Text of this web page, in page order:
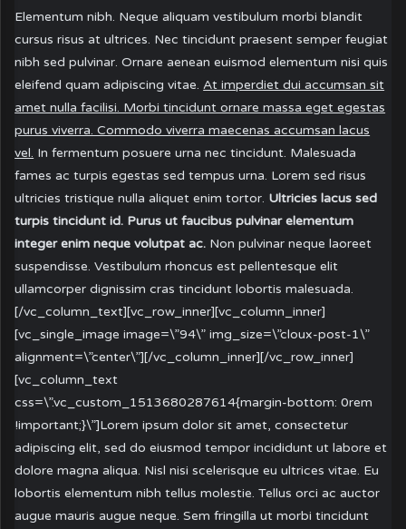
Elementum nibh. Neque aliquam vestibulum morbi blandit
cursus risus at ultrices. Nec tincidunt praesent semper feugiat
nibh sed pulvinar. Ornare aenean euismod elementum nisi quis
eleifend quam adipiscing vitae.At imperdiet dui accumsan sit
amet nulla facilisi. Morbi tincidunt ornare massa eget egestas
purus viverra. Commodo viverra maecenas accumsan lacus
vel. In fermentum posuere urna nec tincidunt. Malesuada
fames ac turpis egestas sed tempus urna. Lorem sed risus
ultricies tristique nulla aliquet enim tortor. Ultricies lacus sed
turpis tincidunt id. Purus ut faucibus pulvinar elementum
integer enim neque volutpat ac. Non pulvinar neque laoreet
suspendisse. Vestibulum rhoncus est pellentesque elit
ullamcorper dignissim cras tincidunt lobortis malesuada.
[/vc_column_text][vc_row_inner][vc_column_inner]
[vc_single_image image=\”94\” img_size=\”cloux-post-1\”
alignment=\”center\”][/vc_column_inner][/vc_row_inner]
[vc_column_text
css=\”.vc_custom_1513680287614{margin-bottom: 0rem
!important;}\”]Lorem ipsum dolor sit amet, consectetur
adipiscing elit, sed do eiusmod tempor incididunt ut labore et
dolore magna aliqua. Nisl nisi scelerisque eu ultrices vitae. Eu
lobortis elementum nibh tellus molestie. Tellus orci ac auctor
augue mauris augue neque. Sem fringilla ut morbi tincidunt